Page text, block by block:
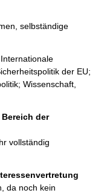
selbständige
Internationale
der EU;
Wissenschaft,
der
vollständig
da noch kein